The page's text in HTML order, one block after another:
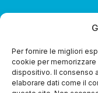
Per fornire le migliori
cookie per
dispositivo. Il consenso
elaborare dati come il
Società
coordinamento da
Sede legale: via